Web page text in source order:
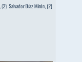
(2) Salvador Díaz Mirón, (2)